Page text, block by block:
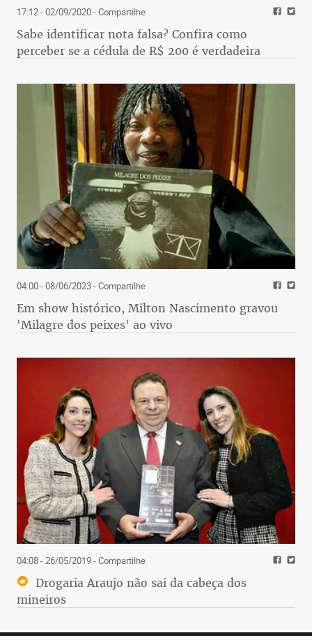
17:12 - 02/09/2020- Compartilhe
Sabe identificar nota falsa? Confira como
perceber se a cédula de R$ 200 é verdadeira
04:00 - 08/06/2023- Compartilhe
Em show histórico, Milton Nascimento gravou
'Milagre dos peixes' ao vivo
04:08 - 26/05/2019- Compartilhe
Drogaria Araujo não sai da cabeça dos
mineiros